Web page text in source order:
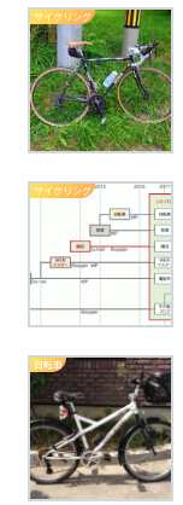
サイクリング
サイクリング
自転車